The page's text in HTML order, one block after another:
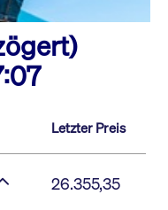
Letzter Preis
26.355,35